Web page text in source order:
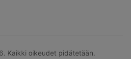
Kaikki oikeudet pidätetään.